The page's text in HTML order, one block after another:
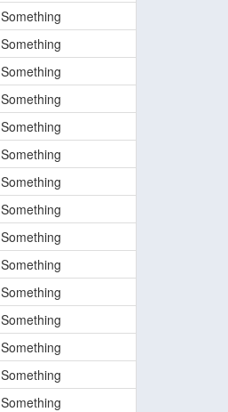
Something
Something
Something
Something
Something
Something
Something
Something
Something
Something
Something
Something
Something
Something
Something